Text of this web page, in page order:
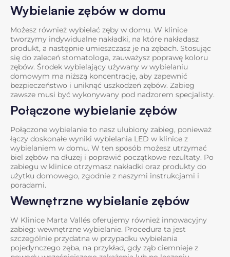
Wybielanie zębów w domu
Możesz również wybielać zęby w domu. W klinice
tworzymy indywidualne nakładki, na które nakładasz
produkt, a następnie umieszczasz je na zębach. Stosując
się do zaleceń stomatologa, zauważysz poprawę koloru
zębów. Środek wybielający używany w wybielaniu
domowym ma niższą koncentrację, aby zapewnić
bezpieczeństwo i uniknąć uszkodzeń zębów. Zabieg
zawsze musi być wykonywany pod nadzorem specjalisty.
Połączone wybielanie zębów
Połączone wybielanie to nasz ulubiony zabieg, ponieważ
łączy doskonałe wyniki wybielania LED w klinice z
wybielaniem w domu. W ten sposób możesz utrzymać
biel zębów na dłużej i poprawić początkowe rezultaty. Po
zabiegu w klinice otrzymasz nakładki oraz produkty do
użytku domowego, zgodnie z naszymi instrukcjami i
poradami.
Wewnętrzne wybielanie zębów
W Klinice Marta Vallés oferujemy również innowacyjny
zabieg: wewnętrzne wybielanie. Procedura ta jest
szczególnie przydatna w przypadku wybielania
pojedynczego zęba, na przykład, gdy ząb ciemnieje z